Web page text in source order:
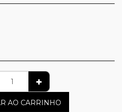
AO CARRINHO